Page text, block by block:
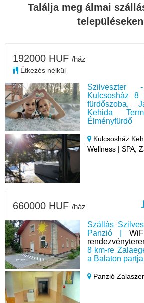
Találja meg álmai
Szilveszter -
Kulcsosház
fürdőszoba,
Kehida
Élményfürdő
Kulcsosház
Wellness | SPA,
192000 HUF /ház
Étkezés nélkül
Szállás
Panzió |
8 km-re
a Balaton partja
Panzió
660000 HUF /ház